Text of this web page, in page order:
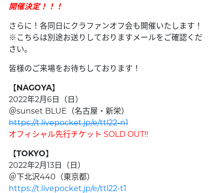
開催決定！！！
さらに！各同日にクラファンオフ会も開催いたします！
※こちらは別途お送りしておりますメールをご確認くだ
さい。
皆様のご来場をお待ちしております！
【NAGOYA】
2022年2月6日（日）
＠sunset BLUE（名古屋・新栄）
https://t.livepocket.jp/e/ttl22-n1
オフィシャル先行チケット SOLD OUT!!
【TOKYO】
2022年2月13日（日）
＠下北沢440（東京都）
https://t.livepocket.jp/e/ttl22-t1